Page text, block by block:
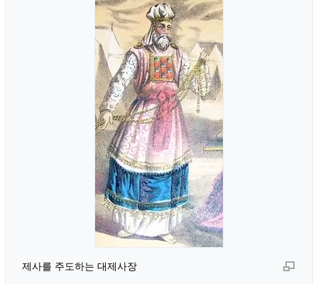
제사를 주도하는 대제사장